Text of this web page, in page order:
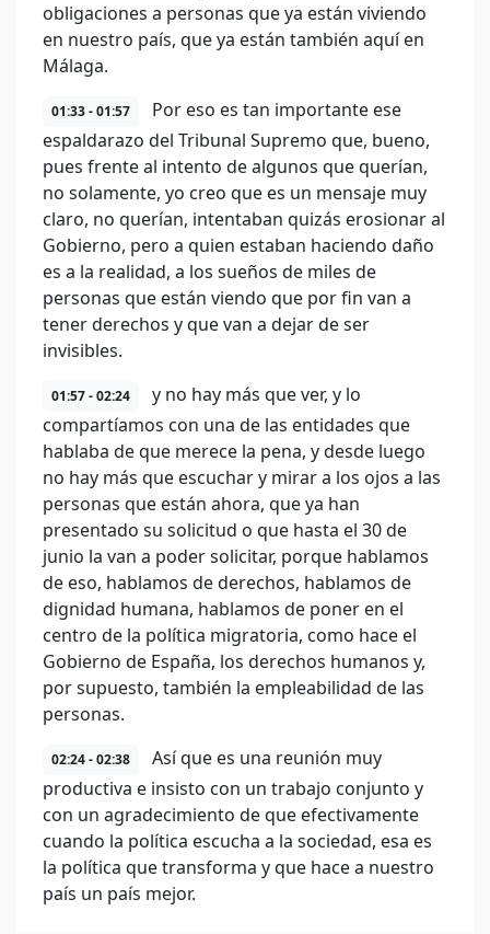
obligaciones a personas que ya están viviendo
en nuestro país, que ya están también aquí en
Málaga.
01:33 - 01:57
Por eso es tan importante ese
espaldarazo del Tribunal Supremo que, bueno,
pues frente al intento de algunos que querían,
no solamente, yo creo que es un mensaje muy
claro, no querían, intentaban quizás erosionar al
Gobierno, pero a quien estaban haciendo daño
es a la realidad, a los sueños de miles de
personas que están viendo que por fin van a
tener derechos y que van a dejar de ser
invisibles.
01:57 - 02:24
y no hay más que ver, y lo
compartíamos con una de las entidades que
hablaba de que merece la pena, y desde luego
no hay más que escuchar y mirar a los ojos a las
personas que están ahora, que ya han
presentado su solicitud o que hasta el 30 de
junio la van a poder solicitar, porque hablamos
de eso, hablamos de derechos, hablamos de
dignidad humana, hablamos de poner en el
centro de la política migratoria, como hace el
Gobierno de España, los derechos humanos y,
por supuesto, también la empleabilidad de las
personas.
02:24 - 02:38
Así que es una reunión muy
productiva e insisto con un trabajo conjunto y
con un agradecimiento de que efectivamente
cuando la política escucha a la sociedad, esa es
la política que transforma y que hace a nuestro
país un país mejor.